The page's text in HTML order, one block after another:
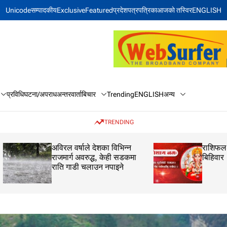
Unicodeसम्पादकीयExclusiveFeaturedप्रदेशपत्रपत्रिकाआजकाे तस्विरENGLISH
प्रविधिघटना/अपराधअन्तरवार्ताबिचार TrendingENGLISHअन्य
TRENDING
अविरल वर्षाले देशका विभिन्न
राजमार्ग अवरुद्ध, केही सडकमा
राति गाडी चलाउन नपाइने
राशिफल: २१ साउन
बिहिवार